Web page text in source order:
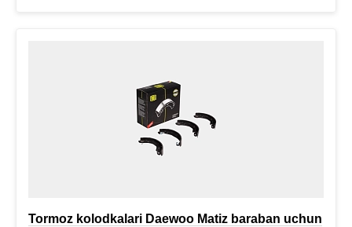
Tormoz kolodkalari Daewoo Matiz baraban uchun